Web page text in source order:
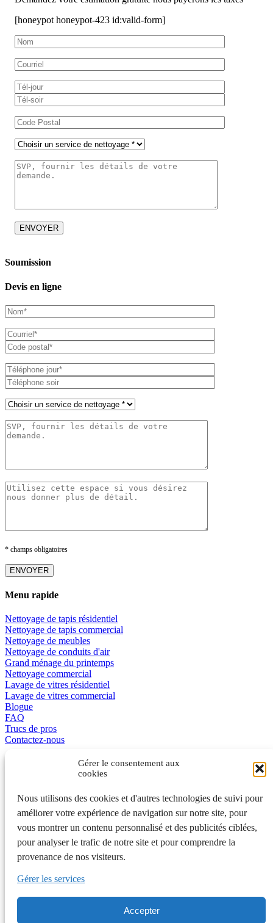
Gérer le consentement aux
cookies
Nous utilisons des cookies et d'autres technologies de suivi pour
améliorer votre expérience de navigation sur notre site, pour
vous montrer un contenu personnalisé et des publicités ciblées,
pour analyser le trafic de notre site et pour comprendre la
provenance de nos visiteurs.
Gérer les services
Accepter
[honeypot honeypot-423 id:valid-form]
Soumission
Devis en ligne
* champs obligatoires
Menu rapide
Nettoyage de tapis résidentiel
Nettoyage de tapis commercial
Nettoyage de meubles
Nettoyage de conduits d'air
Grand ménage du printemps
Nettoyage commercial
Lavage de vitres résidentiel
Lavage de vitres commercial
Blogue
FAQ
Trucs de pros
Contactez-nous
English
401A, de la Grande-Côte, Rosemère QC J7A 1K7 450 970-3363
2Z9 514 992-7775 Montréal
Ouest de l'île • Rive-Sud 450 700-1673 • Québec 418 210-0156